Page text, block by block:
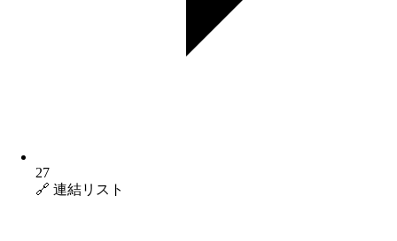
27
🔗 連結リスト